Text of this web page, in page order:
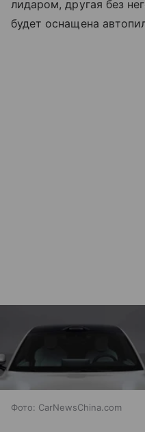
лидаром, другая без
будет оснащена
Фото: CarNewsChina.com